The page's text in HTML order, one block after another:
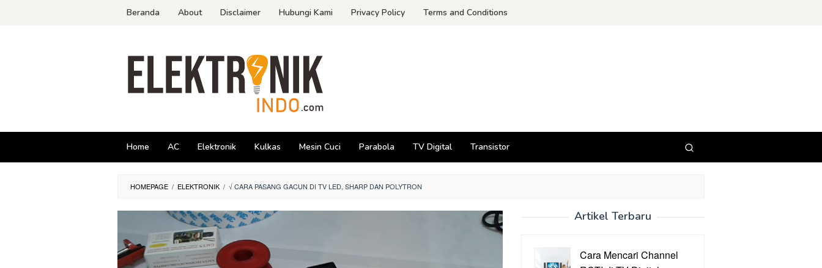
Beranda About Disclaimer Hubungi Kami Privacy Policy Terms and Conditions
Home AC Elektronik Kulkas Mesin Cuci Parabola TV Digital Transistor
HOMEPAGE / ELEKTRONIK / √ CARA PASANG GACUN DI TV LED, SHARP DAN POLYTRON
Artikel Terbaru
Cara Mencari Channel